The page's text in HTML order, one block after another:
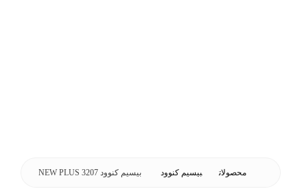
محصولات بیسیم کنوود بیسیم کنوود 3207 NEW PLUS